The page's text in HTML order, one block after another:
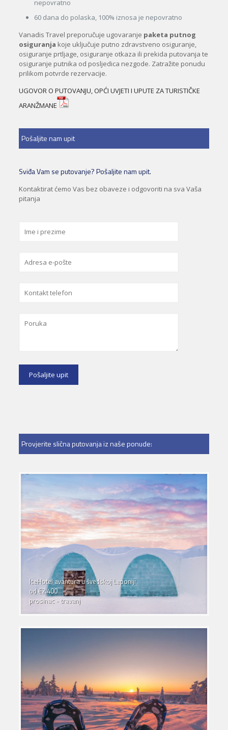
nepovratno
60 dana do polaska, 100% iznosa je nepovratno
Vanadis Travel preporučuje ugovaranje paketa putnog
osiguranja koje uključuje putno zdravstveno osiguranje,
osiguranje prtljage, osiguranje otkaza ili prekida putovanja te
osiguranje putnika od posljedica nezgode. Zatražite ponudu
prilikom potvrde rezervacije.
UGOVOR O PUTOVANJU, OPĆI UVJETI I UPUTE ZA TURISTIČKE
ARANŽMANE
Pošaljite nam upit
Sviđa Vam se putovanje? Pošaljite nam upit.
Kontaktirat ćemo Vas bez obaveze i odgovoriti na sva Vaša
pitanja
Provjerite slična putovanja iz naše ponude:
IceHotel avantura u švedskoj Laponiji
od €2.400
prosinac - travanj